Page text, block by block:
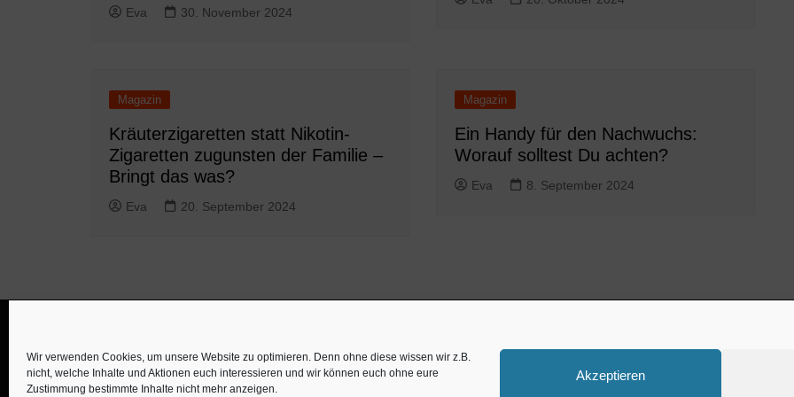
Wir verwenden Cookies, um unsere Website zu optimieren. Denn ohne diese wissen wir z.B.
nicht, welche Inhalte und Aktionen euch interessieren und wir können euch ohne eure
Zustimmung bestimmte Inhalte nicht mehr anzeigen.
Akzeptieren
Eva 30. November 2024
Magazin
Kräuterzigaretten statt Nikotin-
Zigaretten zugunsten der Familie –
Bringt das was?
Eva 20. September 2024
Magazin
Ein Handy für den Nachwuchs:
Worauf solltest Du achten?
Eva 8. September 2024
Zahnarzt München